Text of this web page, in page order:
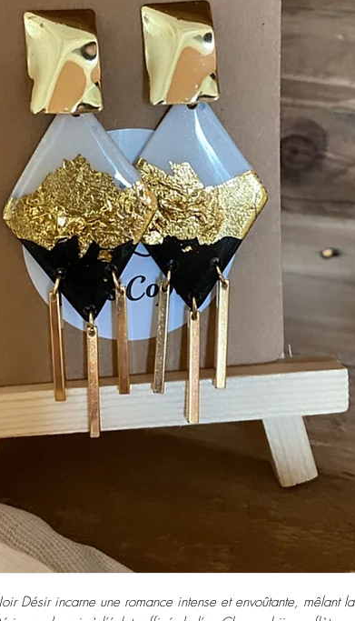
Désir incarne une romance intense et envoûtante, mêlant la